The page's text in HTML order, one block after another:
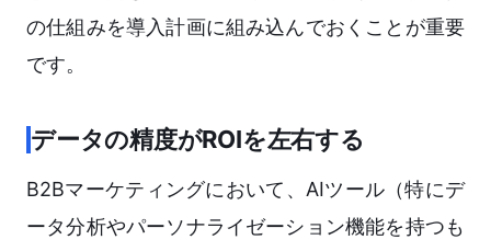
の仕組みを導入計画に組み込んでおくことが重要
です。
データの精度がROIを左右する
B2Bマーケティングにおいて、AIツール（特にデ
ータ分析やパーソナライゼーション機能を持つも